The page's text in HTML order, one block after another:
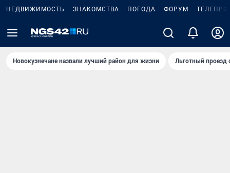
НЕДВИЖИМОСТЬ ЗНАКОМСТВА ПОГОДА ФОРУМ
Новокузнечане назвали лучший район для жизни Льготный проезд